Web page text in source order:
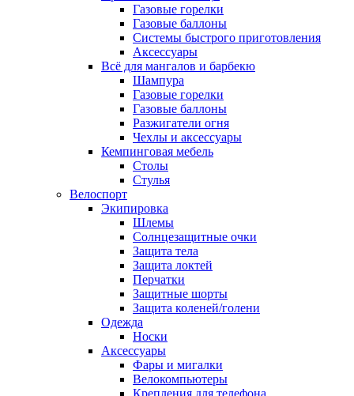
Газовые горелки
Газовые баллоны
Системы быстрого приготовления
Аксессуары
Всё для мангалов и барбекю
Шампура
Газовые горелки
Газовые баллоны
Разжигатели огня
Чехлы и аксессуары
Кемпинговая мебель
Столы
Стулья
Велоспорт
Экипировка
Шлемы
Солнцезащитные очки
Защита тела
Защита локтей
Перчатки
Защитные шорты
Защита коленей/голени
Одежда
Носки
Аксессуары
Фары и мигалки
Велокомпьютеры
Крепления для телефона